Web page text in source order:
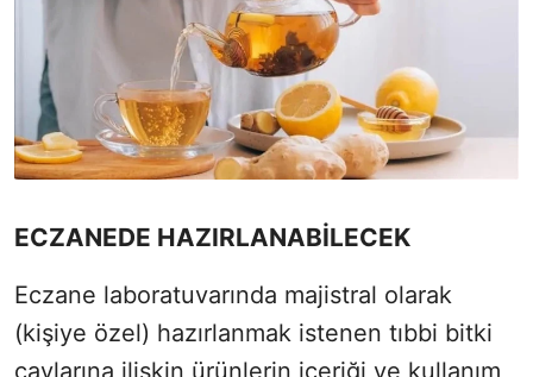
ECZANEDE HAZIRLANABİLECEK
Eczane laboratuvarında majistral olarak
(kişiye özel) hazırlanmak istenen tıbbi bitki